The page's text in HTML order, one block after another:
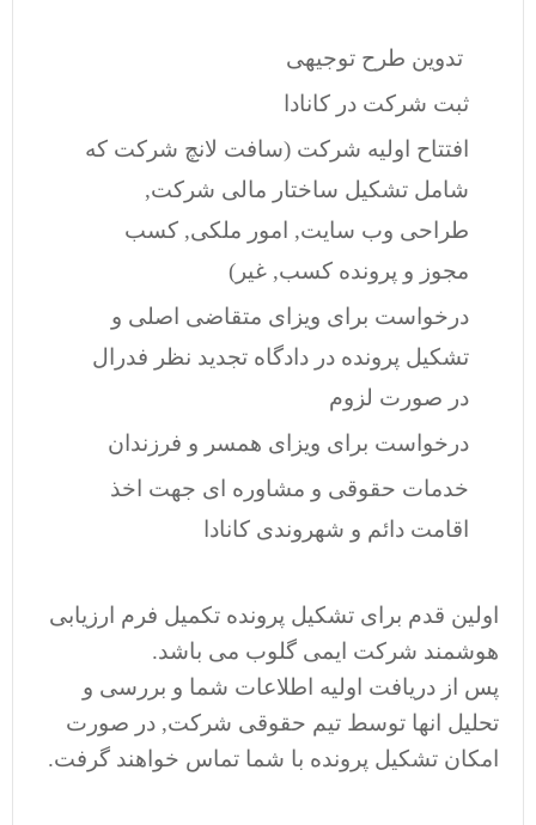
تدوین طرح توجیهی
ثبت شرکت در کانادا
افتتاح اولیه شرکت (سافت لانچ شرکت که
شامل تشکیل ساختار مالی شرکت,
طراحی وب سایت, امور ملکی, کسب
مجوز و پرونده کسب, غیر)
درخواست برای ویزای متقاضی اصلی و
تشکیل پرونده در دادگاه تجدید نظر فدرال
در صورت لزوم
درخواست برای ویزای همسر و فرزندان
خدمات حقوقی و مشاوره ای جهت اخذ
اقامت دائم و شهروندی کانادا
اولین قدم برای تشکیل پرونده تکمیل فرم ارزیابی
هوشمند شرکت ایمی گلوب می باشد.
پس از دریافت اولیه اطلاعات شما و بررسی و
تحلیل انها توسط تیم حقوقی شرکت, در صورت
امکان تشکیل پرونده با شما تماس خواهند گرفت.